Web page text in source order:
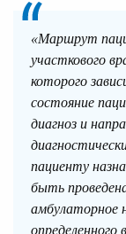
«Маршрут
участкового
которого
состояние
диагноз и
пациенту
быть
амбулаторное